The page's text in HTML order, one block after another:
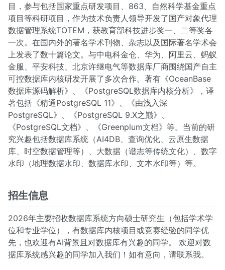
目，参与包括国家重点研发项目、863、自然科学基金重点
项目等科研项目，作为技术负责人领导开发了国产对象代理
数据管理系统TOTEM，获教育部科技进步奖一、二等奖各
一次。在国内外的著名学术刊物、杂志以及国际著名学术会
上发表了数十篇论文。与中电科金仓、华为、阿里云、蚂蚁
金服、平安科技、北京许继电气等数据库厂商围绕国产自主
可控数据库内核研发开展了多次合作。著有《OceanBase
数据库源码解析》、《PostgreSQL数据库内核分析》，译
著包括《精通PostgreSQL 11》、《由浅入深
PostgreSQL》、《PostgreSQL 9.X之巅》、
《PostgreSQL文档》、《Greenplum文档》等。当前的研
究兴趣包括数据库系统（AI4DB、查询优化、云原生数据
库、时空数据管理等）、大数据（谱志等传统文化）、数字
水印（地理数据水印、数据库水印、文本水印等）等。
招生信息
2026年主要招收数据库系统方向硕士研究生（包括学术学
位和专业学位），有数据库内核项目或竞赛经验的同学优
先，也欢迎有AI背景且对数据库有兴趣的同学。 欢迎对数
据库系统感兴趣的同学加入我们！如有意向，请联系我。